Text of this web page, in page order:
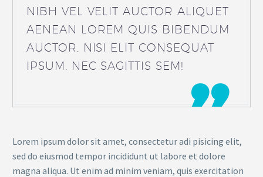
NIBH VEL VELIT AUCTOR ALIQUET
AENEAN LOREM QUIS BIBENDUM
AUCTOR, NISI ELIT CONSEQUAT
IPSUM, NEC SAGITTIS SEM!

Lorem ipsum dolor sit amet, consectetur adi pisicing elit,
sed do eiusmod tempor incididunt ut labore et dolore
magna aliqua. Ut enim ad minim veniam, quis exercitation